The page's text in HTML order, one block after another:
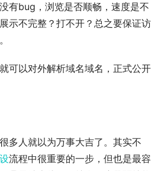
有bug，浏览是否顺畅，速度是不
示不完整？打不开？总之要保证访
可以对外解析域名域名，正式公开
多人就以为万事大吉了。其实不
流程中很重要的一步，但也是最容